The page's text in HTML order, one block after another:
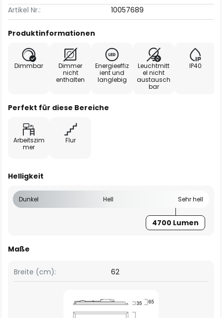
Artikel Nr.:
10057689
Produktinformationen
Dimmbar
Dimmer
nicht
enthalten
Energieeffiz
ient und
langlebig
Leuchtmitt
el nicht
austausch
bar
IP40
Perfekt für diese Bereiche
Arbeitszim
mer
Flur
Helligkeit
Dunkel Hell Sehr hell
4700 Lumen
Maße
Breite (cm): 62